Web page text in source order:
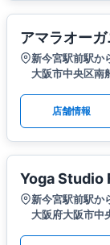
アマラオー
新今宮駅前駅か
大阪市中央区
店舗情報
Yoga Studio
新今宮駅前駅か
大阪府大阪市